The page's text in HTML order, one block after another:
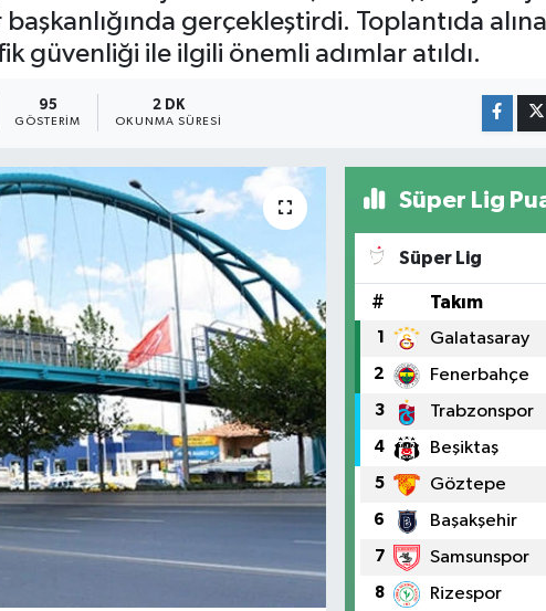
gerçekleştirdi. Toplantıda
güvenliği ile ilgili önemli adımlar atıldı.
95
GÖSTERIM
2 DK
OKUNMA SÜRESI
Süper Lig
Süper Lig
# Takım
1 Galatasaray
2 Fenerbahçe
3 Trabzonspor
4 Beşiktaş
5 Göztepe
6 Başakşehir
7 Samsunspor
8 Rizespor